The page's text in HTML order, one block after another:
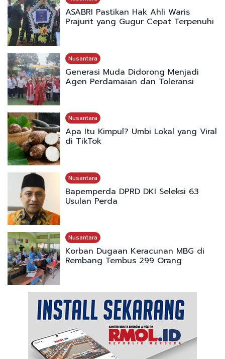
ASABRI Pastikan Hak Ahli Waris
Prajurit yang Gugur Cepat Terpenuhi
Nusantara
Generasi Muda Didorong Menjadi
Agen Perdamaian dan Toleransi
Nusantara
Apa Itu Kimpul? Umbi Lokal yang Viral
di TikTok
Nusantara
Bapemperda DPRD DKI Seleksi 63
Usulan Perda
Nusantara
Korban Dugaan Keracunan MBG di
Rembang Tembus 299 Orang